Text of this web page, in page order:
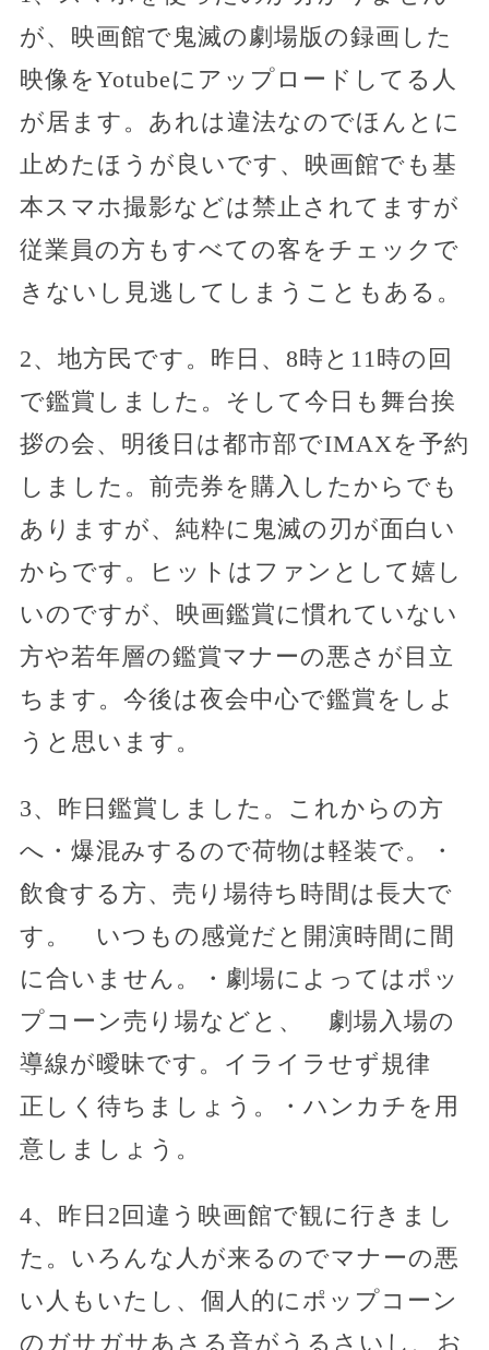
が、映画館で鬼滅の劇場版の録画した
映像をYotubeにアップロードしてる人
が居ます。あれは違法なのでほんとに
止めたほうが良いです、映画館でも基
本スマホ撮影などは禁止されてますが
従業員の方もすべての客をチェックで
きないし見逃してしまうこともある。
2、地方民です。昨日、8時と11時の回
で鑑賞しました。そして今日も舞台挨
拶の会、明後日は都市部でIMAXを予約
しました。前売券を購入したからでも
ありますが、純粋に鬼滅の刃が面白い
からです。ヒットはファンとして嬉し
いのですが、映画鑑賞に慣れていない
方や若年層の鑑賞マナーの悪さが目立
ちます。今後は夜会中心で鑑賞をしよ
うと思います。
3、昨日鑑賞しました。これからの方
へ・爆混みするので荷物は軽装で。・
飲食する方、売り場待ち時間は長大で
す。 いつもの感覚だと開演時間に間
に合いません。・劇場によってはポッ
プコーン売り場などと、 劇場入場の
導線が曖昧です。イライラせず規律
正しく待ちましょう。・ハンカチを用
意しましょう。
4、昨日2回違う映画館で観に行きまし
た。いろんな人が来るのでマナーの悪
い人もいたし、個人的にポップコーン
のガサガサあさる音がうるさいし、お